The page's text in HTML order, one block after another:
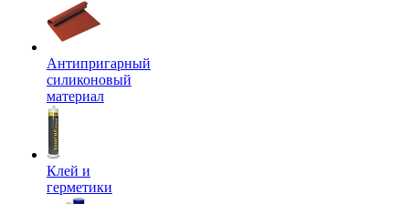
Антипригарный
силиконовый
материал
Клей и
герметики